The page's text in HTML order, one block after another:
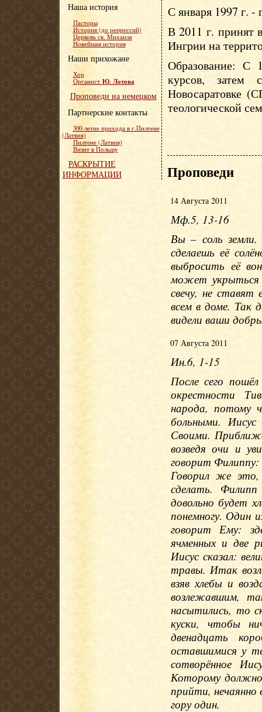
С января 1997 г.
В 2011 г. принят
Ингрии на
Образование: С
курсов, затем
Новосаратовке
теологической
Проповеди
14 Августа 2011
Мф.5, 13-16
Вы – соль
сделаешь её
выбросить её
может укрыться
свечу, не ставят
всем в доме. Так
видели ваши
07 Августа 2011
Ин.6, 1-15
После сего
окрестности
народа, потому
больными.
Своими.
возведя очи и
говорит
Говорил же
сделать.
довольно будет
понемногу. Один
говорит Ему:
ячменных и две
Иисус сказал:
травы. Итак
взяв хлебы и
возлежавшим,
насытились, то
куски, чтобы
двенадцать
оставшимися у
сотворённое
Которому
прийти, нечаянно
гору один.
Наша история
Пасторы
История (до репрессий)
Церковь св. Михаила
Новейшая история
Наши прихожане
Хор
Органист Ю. Лотова
Проповеди на немецком
Партнерские контакты
300-летие прихода в г.Пилтене
(Латвия)
Пилтене (Латвия)
Визит в Польшу
РАСКРЫТИЕ
ИНФОРМАЦИИ